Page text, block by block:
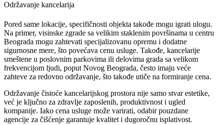
Održavanje kancelarija
Pored same lokacije, specifičnosti objekta takođe mogu igrati ulogu.
Na primer, visinske zgrade sa velikim staklenim površinama u centru
Beograda mogu zahtevati specijalizovanu opremu i dodatne
sigurnosne mere, što povećava cenu usluge. Takođe, kancelarije
smeštene u poslovnim parkovima ili delovima grada sa velikom
frekvencijom ljudi, poput Novog Beograda, često imaju veće
zahteve za redovno održavanje, što takođe utiče na formiranje cena.
Održavanje čistoće kancelarijskog prostora nije samo stvar estetike,
već je ključno za zdravlje zaposlenih, produktivnost i ugled
kompanije. Iako cena usluge može varirati, odabir pouzdane
agencije za čišćenje garantuje kvalitet i dugoročnu isplativost.